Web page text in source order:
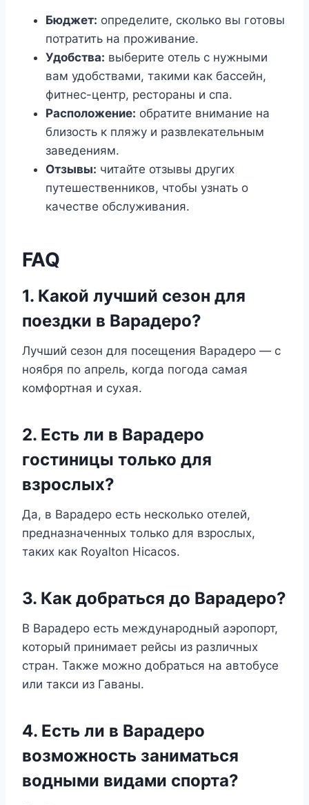
Бюджет: определите, сколько вы готовы
потратить на проживание.
Удобства: выберите отель с нужными
вам удобствами, такими как бассейн,
фитнес-центр, рестораны и спа.
Расположение: обратите внимание на
близость к пляжу и развлекательным
заведениям.
Отзывы: читайте отзывы других
путешественников, чтобы узнать о
качестве обслуживания.
FAQ
1. Какой лучший сезон для
поездки в Варадеро?
Лучший сезон для посещения Варадеро — с
ноября по апрель, когда погода самая
комфортная и сухая.
2. Есть ли в Варадеро
гостиницы только для
взрослых?
Да, в Варадеро есть несколько отелей,
предназначенных только для взрослых,
таких как Royalton Hicacos.
3. Как добраться до Варадеро?
В Варадеро есть международный аэропорт,
который принимает рейсы из различных
стран. Также можно добраться на автобусе
или такси из Гаваны.
4. Есть ли в Варадеро
возможность заниматься
водными видами спорта?